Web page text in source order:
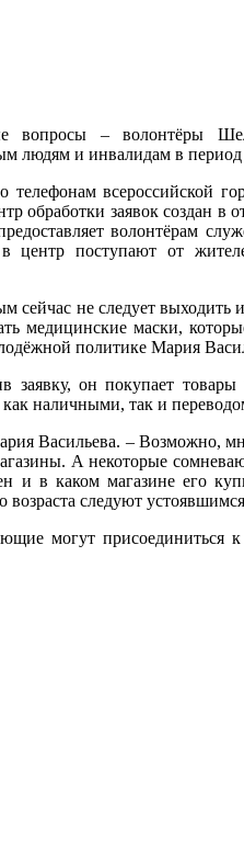
вопросы – волонтёры
людям и инвалидам в период
всероссийской
обработки заявок создан в
волонтёрам
центр поступают от
сейчас не следует
медицинские маски,
политике Мария
он покупает
как наличными, так и
Васильева. – Возможно,
А некоторые
и в каком магазине его
следуют
могут присоединиться